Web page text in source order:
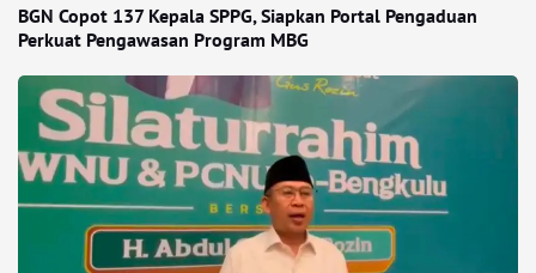
BGN Copot 137 Kepala SPPG, Siapkan Portal Pengaduan
Perkuat Pengawasan Program MBG